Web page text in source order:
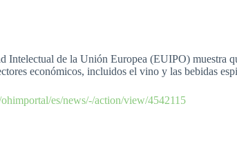
Intelectual de la Unión Europea (EUIPO) muestra
económicos, incluidos el vino y las bebidas
es/news/-/action/view/4542115